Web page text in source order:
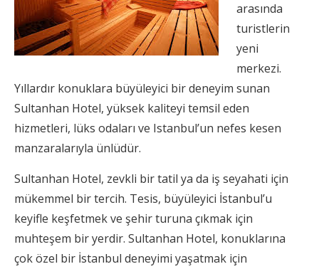
arasında
turistlerin
yeni
merkezi.
Yıllardır konuklara büyüleyici bir deneyim sunan
Sultanhan Hotel, yüksek kaliteyi temsil eden
hizmetleri, lüks odaları ve Istanbul’un nefes kesen
manzaralarıyla ünlüdür.
Sultanhan Hotel, zevkli bir tatil ya da iş seyahati için
mükemmel bir tercih. Tesis, büyüleyici İstanbul’u
keyifle keşfetmek ve şehir turuna çıkmak için
muhteşem bir yerdir. Sultanhan Hotel, konuklarına
çok özel bir İstanbul deneyimi yaşatmak için